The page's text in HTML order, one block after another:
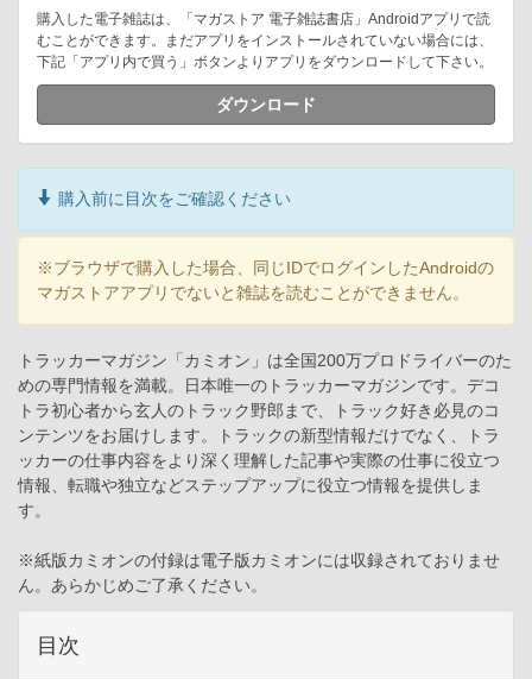
購入した電子雑誌は、「マガストア 電子雑誌書店」Androidアプリで読
むことができます。まだアプリをインストールされていない場合には、
下記「アプリ内で買う」ボタンよりアプリをダウンロードして下さい。
ダウンロード
購入前に目次をご確認ください
※ブラウザで購入した場合、同じIDでログインしたAndroidの
マガストアアプリでないと雑誌を読むことができません。
トラッカーマガジン「カミオン」は全国200万プロドライバーのた
めの専門情報を満載。日本唯一のトラッカーマガジンです。デコ
トラ初心者から玄人のトラック野郎まで、トラック好き必見のコ
ンテンツをお届けします。トラックの新型情報だけでなく、トラ
ッカーの仕事内容をより深く理解した記事や実際の仕事に役立つ
情報、転職や独立などステップアップに役立つ情報を提供しま
す。
※紙版カミオンの付録は電子版カミオンには収録されておりませ
ん。あらかじめご了承ください。
目次